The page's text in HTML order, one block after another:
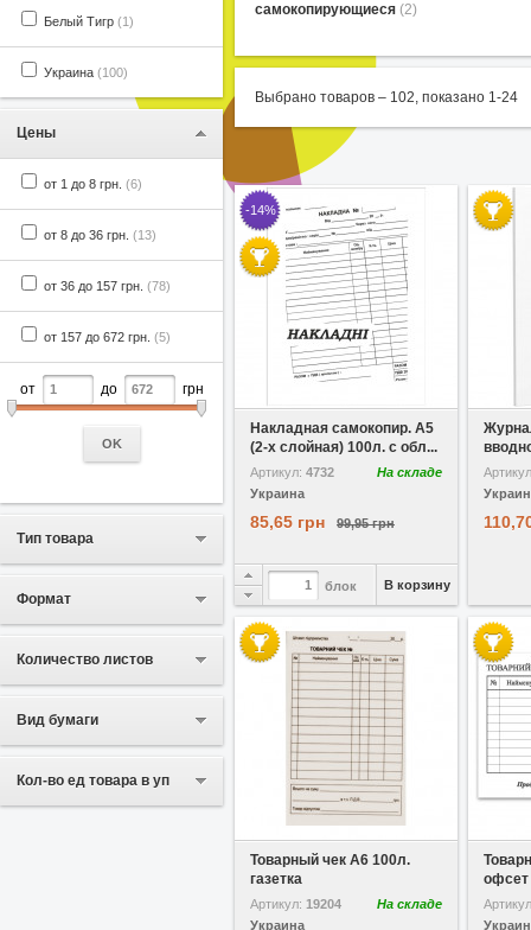
Белый Тигр (1)
Украина (100)
Цены
от 1 до 8 грн. (6)
от 8 до 36 грн. (13)
от 36 до 157 грн. (78)
от 157 до 672 грн. (5)
от до грн
OK
Тип товара
Формат
Количество листов
Вид бумаги
Кол-во ед товара в уп
самокопирующиеся (2)
Выбрано товаров – 102, показано 1-24
-14%
Накладная самокопир. А5
(2-х слойная) 100л. с обл...
Артикул: 4732
На складе
Украина
85,65 грн 99,95 грн
блок В корзину
В избранное Сравнить
Товарный чек А6 100л.
газетка
Артикул: 19204
На складе
Украина
офсет